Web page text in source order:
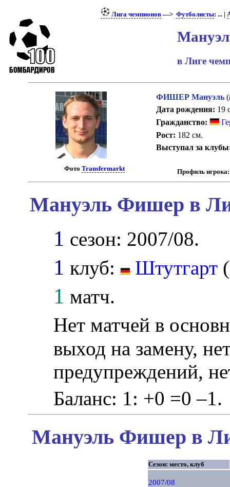
Лига чемпионов —>Футболисты: ... |
в Лиге
Фото Transfermarkt
ФИШЕР Мануэль (
Дата рождения: 19
Гражданство:
Рост: 182 см.
Выступал за
Профиль игрока:
Мануэль Фишер в
1 сезон: 2007/08.
1 клуб: Штутгарт (
1 матч.
Нет матчей в
выход на замену,
предупреждений,
Баланс: 1: +0 =0 –1.
Мануэль Фишер в
Сезон: место, клуб
2007/08